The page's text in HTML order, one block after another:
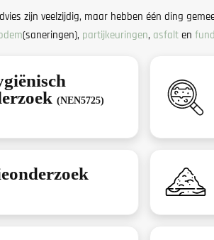
zijn veelzijdig, maar hebben één ding
(saneringen), partijkeuringen, asfalt en
(NEN5725)